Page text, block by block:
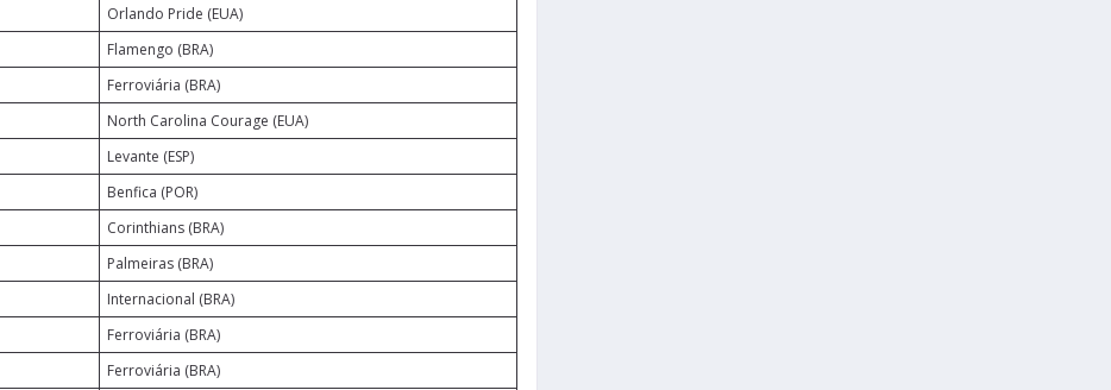
Orlando Pride (EUA)
Flamengo (BRA)
Ferroviária (BRA)
North Carolina Courage (EUA)
Levante (ESP)
Benfica (POR)
Corinthians (BRA)
Palmeiras (BRA)
Internacional (BRA)
Ferroviária (BRA)
Ferroviária (BRA)